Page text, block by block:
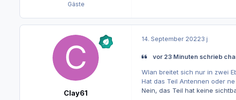
Gäste
Clay61
14. September 20223 j
vor 23 Minuten schrieb
Wlan breitet sich nur in zwei
Hat das Teil Antennen oder
Nein, das Teil hat keine